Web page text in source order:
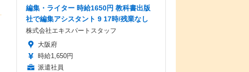
編集・ライター 時給1650円 教科書出版
社で編集アシスタント 9 17時/残業なし
株式会社エキスパートスタッフ
大阪府
時給1,650円
派遣社員